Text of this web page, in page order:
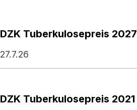
DZK Tuberkulosepreis 2027
27.7.26
DZK Tuberkulosepreis 2021